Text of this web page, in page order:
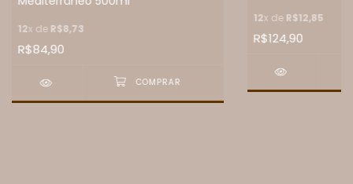
12x de R$8,73
R$84,90
12x de R$12,85
R$124,90